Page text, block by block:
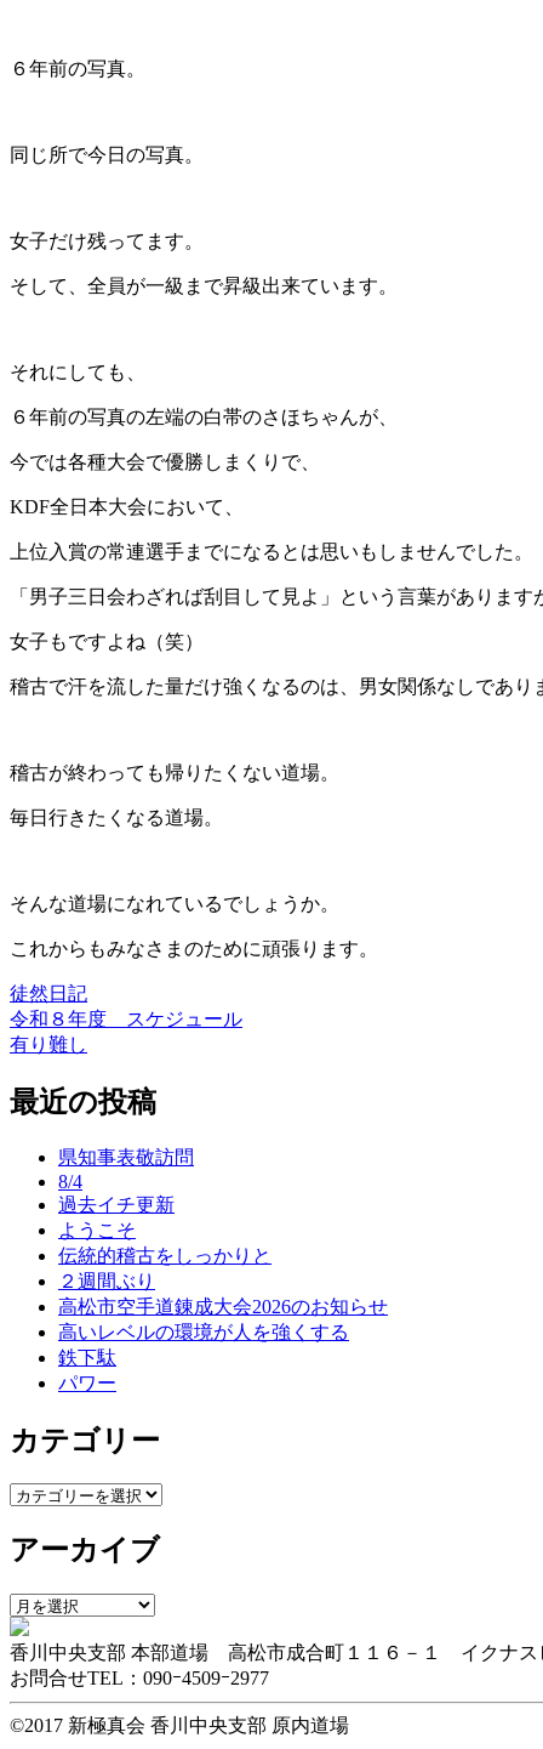
６年前の写真。
同じ所で今日の写真。
女子だけ残ってます。
そして、全員が一級まで昇級出来ています。
それにしても、
６年前の写真の左端の白帯のさほちゃんが、
今では各種大会で優勝しまくりで、
KDF全日本大会において、
上位入賞の常連選手までになるとは思いもしませんでした。
「男子三日会わざれば刮目して見よ」という言葉があります
女子もですよね（笑）
稽古で汗を流した量だけ強くなるのは、男女関係なしであり
稽古が終わっても帰りたくない道場。
毎日行きたくなる道場。
そんな道場になれているでしょうか。
これからもみなさまのために頑張ります。
徒然日記
投
稿
ナ
令和８年度 スケジュール
有り難し
最近の投稿
県知事表敬訪問
8/4
過去イチ更新
ようこそ
伝統的稽古をしっかりと
２週間ぶり
高松市空手道錬成大会2026のお知らせ
高いレベルの環境が人を強くする
鉄下駄
パワー
カテゴリー
カ
ゴ
ー
アーカイブ
ア
ー
カ
イ
ブ
香川中央支部 本部道場 高松市成合町１１６－１ イクナス
お問合せTEL：090ｰ4509ｰ2977
©2017 新極真会 香川中央支部 原内道場